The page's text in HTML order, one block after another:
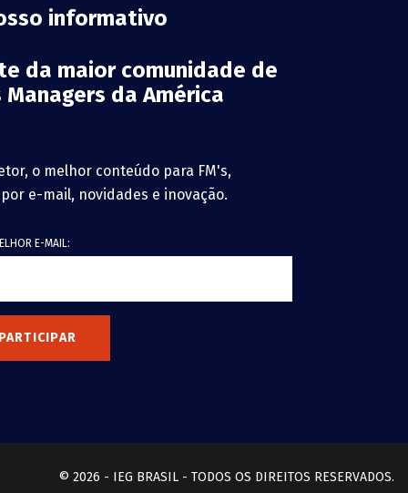
informativo
da maior comunidade de
da América
o melhor conteúdo para FM's,
e-mail, novidades e inovação.
E-MAIL:
© 2026 - IEG BRASIL - TODOS OS DIREITOS RESERVADOS.